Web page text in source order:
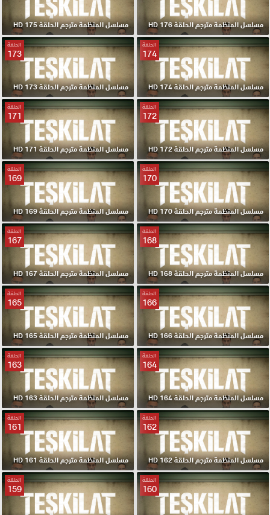
مسلسل المنظمة مترجم الحلقة 176 HD مسلسل المنظمة مترجم الحلقة 175 HD
الحلقة
174
مسلسل المنظمة مترجم الحلقة 174 HD
الحلقة
173
مسلسل المنظمة مترجم الحلقة 173 HD
الحلقة
172
مسلسل المنظمة مترجم الحلقة 172 HD
الحلقة
171
مسلسل المنظمة مترجم الحلقة 171 HD
الحلقة
170
مسلسل المنظمة مترجم الحلقة 170 HD
الحلقة
169
مسلسل المنظمة مترجم الحلقة 169 HD
الحلقة
168
مسلسل المنظمة مترجم الحلقة 168 HD
الحلقة
167
مسلسل المنظمة مترجم الحلقة 167 HD
الحلقة
166
مسلسل المنظمة مترجم الحلقة 166 HD
الحلقة
165
مسلسل المنظمة مترجم الحلقة 165 HD
الحلقة
164
مسلسل المنظمة مترجم الحلقة 164 HD
الحلقة
163
مسلسل المنظمة مترجم الحلقة 163 HD
الحلقة
162
مسلسل المنظمة مترجم الحلقة 162 HD
الحلقة
161
مسلسل المنظمة مترجم الحلقة 161 HD
الحلقة
160
الحلقة
159